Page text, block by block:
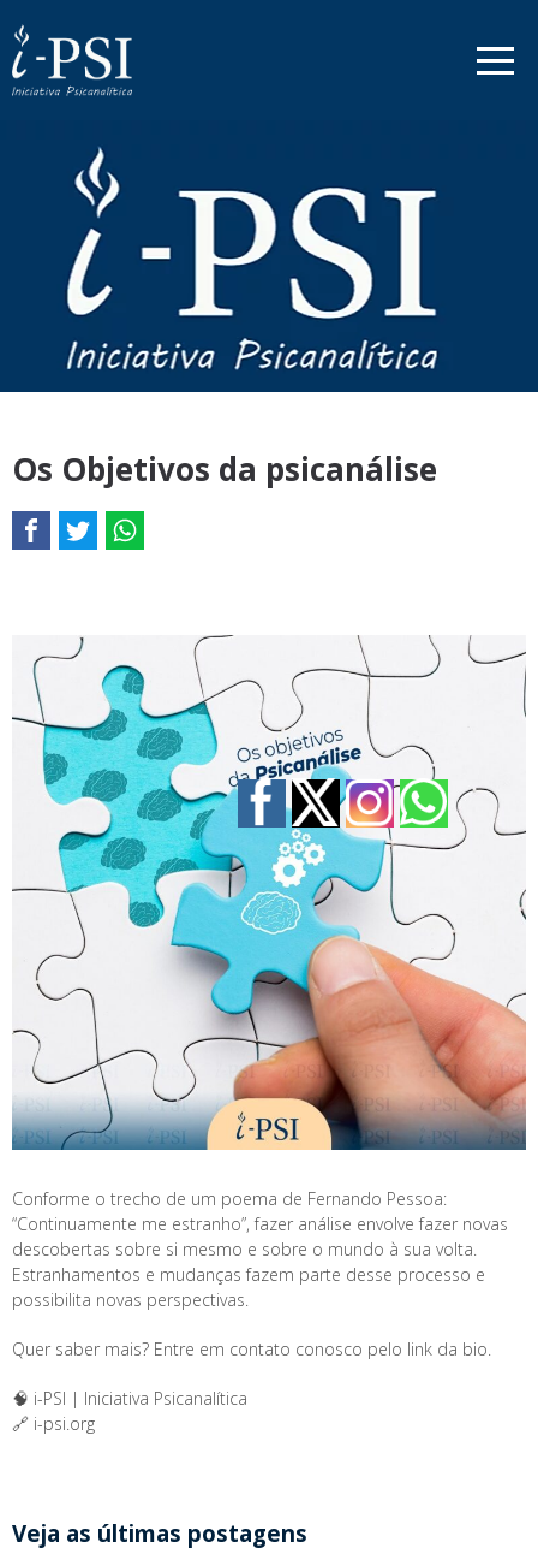
Os Objetivos da psicanálise
Conforme o trecho de um poema de Fernando Pessoa:
“Continuamente me estranho”, fazer análise envolve fazer novas
descobertas sobre si mesmo e sobre o mundo à sua volta.
Estranhamentos e mudanças fazem parte desse processo e
possibilita novas perspectivas.
Quer saber mais? Entre em contato conosco pelo link da bio.
🧠 i-PSI | Iniciativa Psicanalítica
🔗 i-psi.org
Veja as últimas postagens